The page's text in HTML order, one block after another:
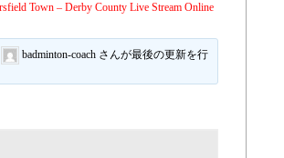
Town – Derby County Live Stream Online
badminton-coach さんが最後の更新を行